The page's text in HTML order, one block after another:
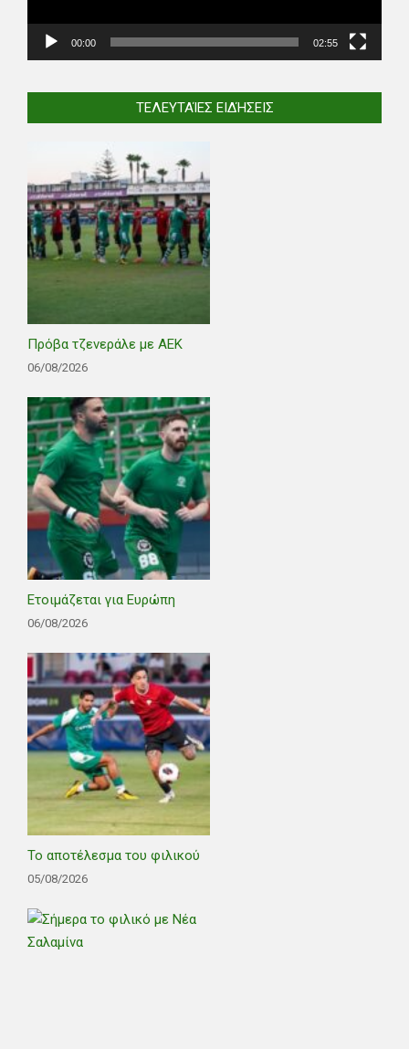
00:00 02:55
ΤΕΛΕΥΤΑΊΕΣ ΕΙΔΉΣΕΙΣ
Πρόβα τζενεράλε με ΑΕΚ
06/08/2026
Ετοιμάζεται για Ευρώπη
06/08/2026
Το αποτέλεσμα του φιλικού
05/08/2026